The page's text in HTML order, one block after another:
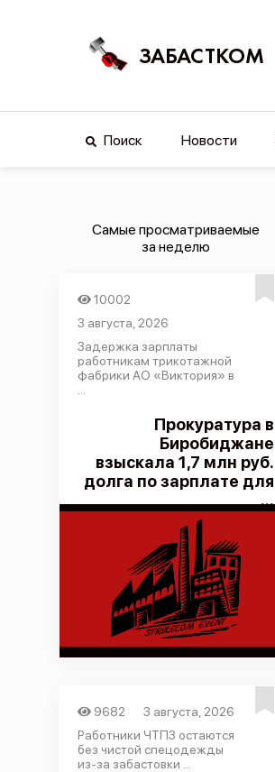
ЗАБАСТКОМ
Поиск Новости
Самые просматриваемые
за неделю
10002
3 августа, 2026
Задержка зарплаты
работникам трикотажной
фабрики АО «Виктория» в
Прокуратура в
Биробиджане
взыскала 1,7 млн руб.
долга по зарплате для
...
9682
3 августа, 2026
Работники ЧТПЗ остаются
без чистой спецодежды
из-за забастовки ...